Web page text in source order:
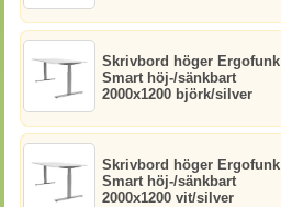
Skrivbord höger Ergofunk
Smart höj-/sänkbart
2000x1200 björk/silver
Skrivbord höger Ergofunk
Smart höj-/sänkbart
2000x1200 vit/silver